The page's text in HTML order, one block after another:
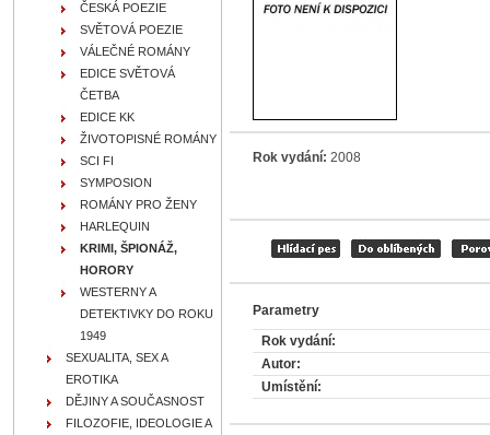
Rok vydání: 2008
Parametry
Rok vydání:
Autor:
Umístění:
ČESKÁ POEZIE
SVĚTOVÁ POEZIE
VÁLEČNÉ ROMÁNY
EDICE SVĚTOVÁ
ČETBA
EDICE KK
ŽIVOTOPISNÉ ROMÁNY
SCI FI
SYMPOSION
ROMÁNY PRO ŽENY
HARLEQUIN
KRIMI, ŠPIONÁŽ,
HORORY
WESTERNY A
DETEKTIVKY DO ROKU
1949
SEXUALITA, SEX A
EROTIKA
DĚJINY A SOUČASNOST
FILOZOFIE, IDEOLOGIE A